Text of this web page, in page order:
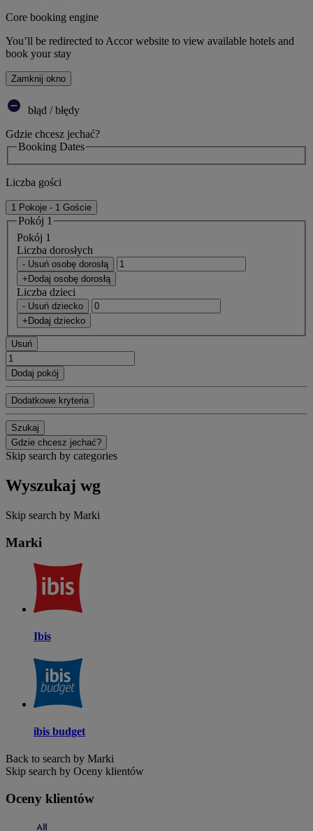
Core booking engine
You’ll be redirected to Accor website to view available hotels and
book your stay
Zamknij okno
błąd / błędy
Gdzie chcesz jechać?
Booking Dates
Liczba gości
1 Pokoje - 1 Goście
Pokój 1
Pokój 1
Liczba dorosłych
- Usuń osobę dorosłą
+Dodaj osobę dorosłą
Liczba dzieci
- Usuń dziecko
+Dodaj dziecko
Usuń
Dodaj pokój
Dodatkowe kryteria
Szukaj
Gdzie chcesz jechać?
Skip search by categories
Wyszukaj wg
Skip search by Marki
Marki
Ibis
ibis budget
Back to search by Marki
Skip search by Oceny klientów
Oceny klientów